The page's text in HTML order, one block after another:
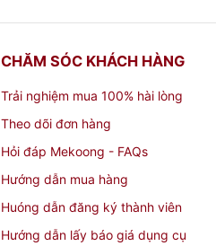
CHĂM SÓC KHÁCH HÀNG
Trải nghiệm mua 100% hài lòng
Theo dõi đơn hàng
Hỏi đáp Mekoong - FAQs
Hướng dẫn mua hàng
Huóng dẫn đăng ký thành viên
Hướng dẫn lấy báo giá dụng cụ